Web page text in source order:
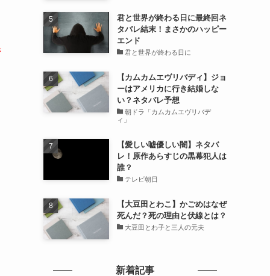
君と世界が終わる日に最終回ネ
タバレ結末！まさかのハッピー
エンド
君と世界が終わる日に
【カムカムエヴリバディ】ジョ
ーはアメリカに行き結婚しな
い？ネタバレ予想
朝ドラ「カムカムエヴリバデ
ィ」
【愛しい嘘優しい闇】ネタバ
レ！原作あらすじの黒幕犯人は
誰？
テレビ朝日
【大豆田とわこ】かごめはなぜ
死んだ？死の理由と伏線とは？
大豆田とわ子と三人の元夫
新着記事